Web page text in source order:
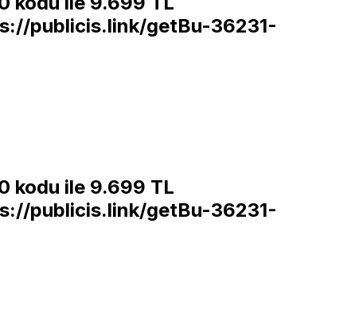
publicis.link/getBu-36231-
kodu ile 9.699 TL
publicis.link/getBu-36231-